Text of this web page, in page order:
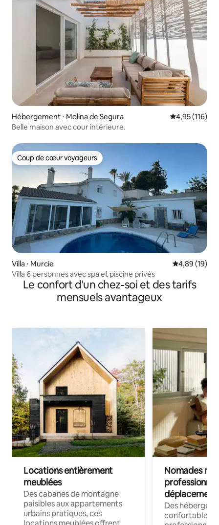
Hébergement ⋅ Molina de Segura Évaluation
4,95 (116)
Belle maison avec cour intérieure.
Coup de cœur voyageurs
Coup de cœur voyageurs
Villa ⋅ Murcie Évaluation
4,89 (19)
Villa 6 personnes avec spa et piscine privés
Le confort d'un chez-soi et des tarifs
mensuels avantageux
Locations entièrement
meublées
Des cabanes de montagne
paisibles aux appartements
urbains pratiques, ces
Nomades
déplacement
Des
confortables